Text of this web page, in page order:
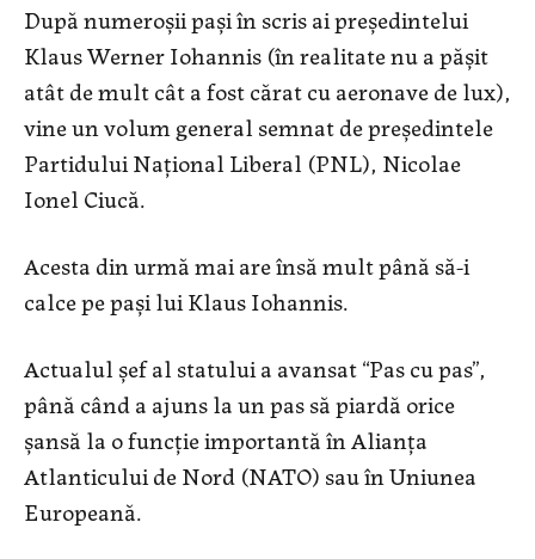
După numeroșii pași în scris ai președintelui
Klaus Werner Iohannis (în realitate nu a pășit
atât de mult cât a fost cărat cu aeronave de lux),
vine un volum general semnat de președintele
Partidului Național Liberal (PNL), Nicolae
Ionel Ciucă.
Acesta din urmă mai are însă mult până să-i
calce pe pași lui Klaus Iohannis.
Actualul șef al statului a avansat “Pas cu pas”,
până când a ajuns la un pas să piardă orice
șansă la o funcție importantă în Alianța
Atlanticului de Nord (NATO) sau în Uniunea
Europeană.